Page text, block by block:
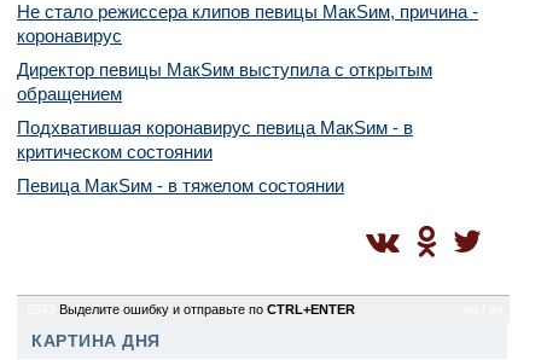
Не стало режиссера клипов певицы МакSим, причина -
коронавирус
Директор певицы МакSим выступила с открытым
обращением
Подхватившая коронавирус певица МакSим - в
критическом состоянии
Певица МакSим - в тяжелом состоянии
Выделите ошибку и отправьте по CTRL+ENTER
КАРТИНА ДНЯ